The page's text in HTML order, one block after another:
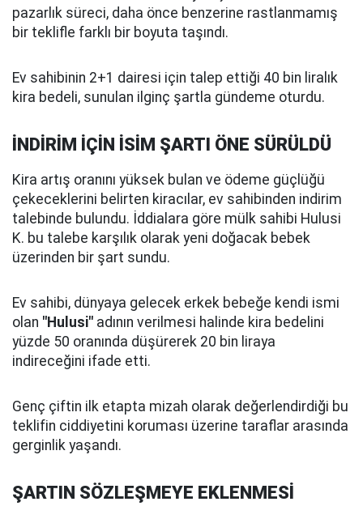
pazarlık süreci, daha önce benzerine rastlanmamış
bir teklifle farklı bir boyuta taşındı.
Ev sahibinin 2+1 dairesi için talep ettiği 40 bin liralık
kira bedeli, sunulan ilginç şartla gündeme oturdu.
İNDİRİM İÇİN İSİM ŞARTI ÖNE SÜRÜLDÜ
Kira artış oranını yüksek bulan ve ödeme güçlüğü
çekeceklerini belirten kiracılar, ev sahibinden indirim
talebinde bulundu. İddialara göre mülk sahibi Hulusi
K. bu talebe karşılık olarak yeni doğacak bebek
üzerinden bir şart sundu.
Ev sahibi, dünyaya gelecek erkek bebeğe kendi ismi
olan "Hulusi" adının verilmesi halinde kira bedelini
yüzde 50 oranında düşürerek 20 bin liraya
indireceğini ifade etti.
Genç çiftin ilk etapta mizah olarak değerlendirdiği bu
teklifin ciddiyetini koruması üzerine taraflar arasında
gerginlik yaşandı.
ŞARTIN SÖZLEŞMEYE EKLENMESİ